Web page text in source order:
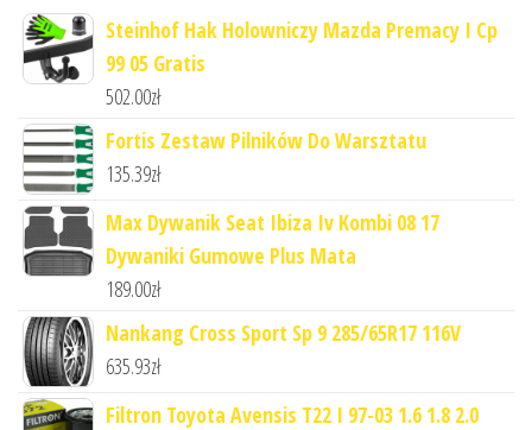
Steinhof Hak Holowniczy Mazda Premacy I Cp
99 05 Gratis
502.00zł
Fortis Zestaw Pilników Do Warsztatu
135.39zł
Max Dywanik Seat Ibiza Iv Kombi 08 17
Dywaniki Gumowe Plus Mata
189.00zł
Nankang Cross Sport Sp 9 285/65R17 116V
635.93zł
Filtron Toyota Avensis T22 I 97-03 1.6 1.8 2.0